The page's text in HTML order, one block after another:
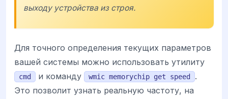
выходу устройства из строя.
Для точного определения текущих параметров
вашей системы можно использовать утилиту
cmd и команду wmic memorychip get speed
.
Это позволит узнать реальную частоту, на